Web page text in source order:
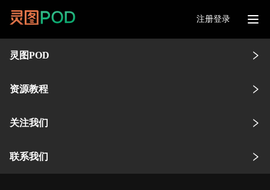
注册登录
灵图POD
资源教程
关注我们
联系我们